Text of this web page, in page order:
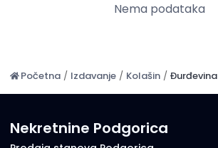
Nema podataka
Početna / Izdavanje / Kolašin / Đurđevina
Nekretnine Podgorica